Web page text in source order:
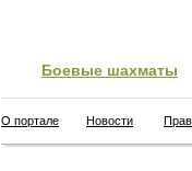
Боевые шахматы
О портале Новости